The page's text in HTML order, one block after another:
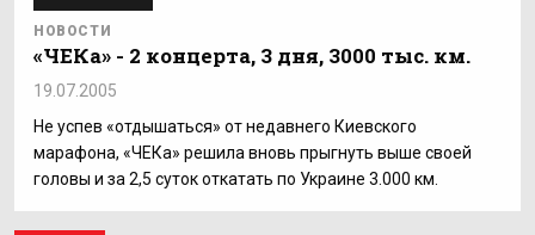
НОВОСТИ
«ЧЕКа» - 2 концерта, 3 дня, 3000 тыс. км.
19.07.2005
Не успев «отдышаться» от недавнего Киевского
марафона, «ЧЕКа» решила вновь прыгнуть выше своей
головы и за 2,5 суток откатать по Украине 3.000 км.